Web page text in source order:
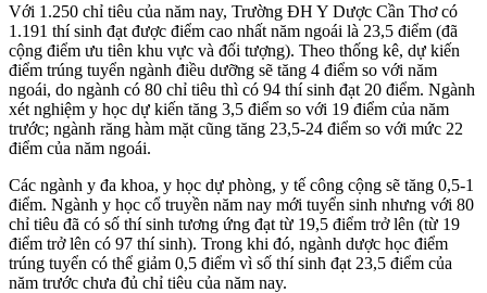
Với 1.250 chỉ tiêu của năm nay, Trường ĐH Y Dược Cần Thơ có
1.191 thí sinh đạt được điểm cao nhất năm ngoái là 23,5 điểm (đã
cộng điểm ưu tiên khu vực và đối tượng). Theo thống kê, dự kiến
điểm trúng tuyển ngành điều dưỡng sẽ tăng 4 điểm so với năm
ngoái, do ngành có 80 chỉ tiêu thì có 94 thí sinh đạt 20 điểm. Ngành
xét nghiệm y học dự kiến tăng 3,5 điểm so với 19 điểm của năm
trước; ngành răng hàm mặt cũng tăng 23,5-24 điểm so với mức 22
điểm của năm ngoái.
Các ngành y đa khoa, y học dự phòng, y tế công cộng sẽ tăng 0,5-1
điểm. Ngành y học cổ truyền năm nay mới tuyển sinh nhưng với 80
chỉ tiêu đã có số thí sinh tương ứng đạt từ 19,5 điểm trở lên (từ 19
điểm trở lên có 97 thí sinh). Trong khi đó, ngành dược học điểm
trúng tuyển có thể giảm 0,5 điểm vì số thí sinh đạt 23,5 điểm của
năm trước chưa đủ chỉ tiêu của năm nay.